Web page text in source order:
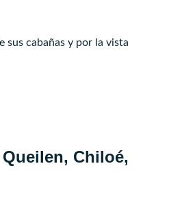
sus cabañas y por la vista
Chiloé,